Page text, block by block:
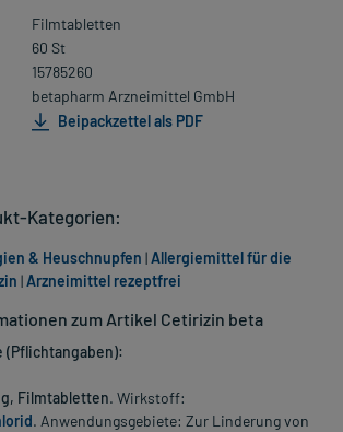
Filmtabletten
60 St
15785260
betapharm Arzneimittel GmbH
Beipackzettel als PDF
zum Artikel Cetirizin beta
Filmtabletten. Wirkstoff:
. Anwendungsgebiete: Zur Linderung von
Kategorien:
& Heuschnupfen |Allergiemittel für die
|Arzneimittel rezeptfrei